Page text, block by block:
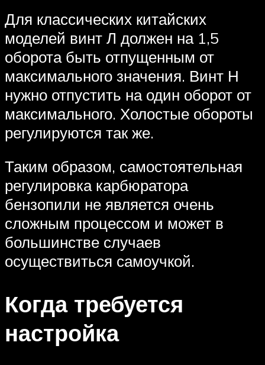
Для классических китайских
моделей винт Л должен на 1,5
оборота быть отпущенным от
максимального значения. Винт Н
нужно отпустить на один оборот от
максимального. Холостые обороты
регулируются так же.
Таким образом, самостоятельная
регулировка карбюратора
бензопили не является очень
сложным процессом и может в
большинстве случаев
осуществиться самоучкой.
Когда требуется
настройка